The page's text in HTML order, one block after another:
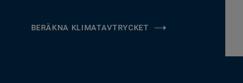
BERÄKNA KLIMATAVTRYCKET